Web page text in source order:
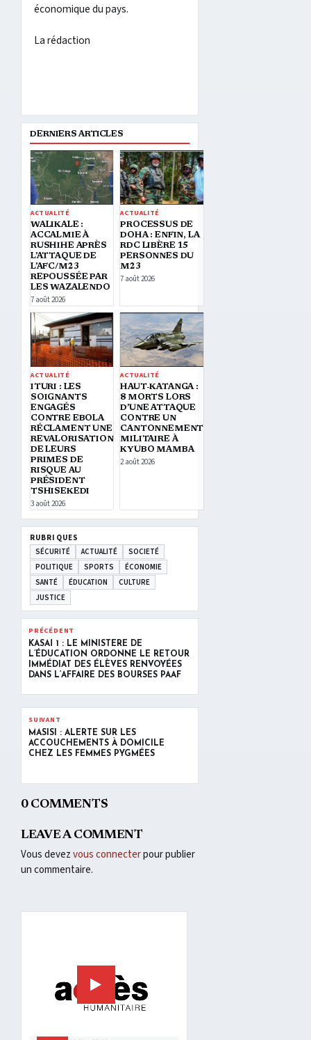
économique du pays.
La rédaction
DERNIERS ARTICLES
ACTUALITÉ
WALIKALE :
ACCALMIE À
RUSHIHE APRÈS
L’ATTAQUE DE
L’AFC/M23
REPOUSSÉE PAR
LES WAZALENDO
7 août 2026
ACTUALITÉ
PROCESSUS DE
DOHA : ENFIN, LA
RDC LIBÈRE 15
PERSONNES DU
M23
7 août 2026
ACTUALITÉ
ITURI : LES
SOIGNANTS
ENGAGÉS
CONTRE EBOLA
RÉCLAMENT UNE
REVALORISATION
DE LEURS
PRIMES DE
RISQUE AU
PRÉSIDENT
TSHISEKEDI
3 août 2026
ACTUALITÉ
HAUT-KATANGA :
8 MORTS LORS
D’UNE ATTAQUE
CONTRE UN
CANTONNEMENT
MILITAIRE À
KYUBO MAMBA
2 août 2026
RUBRIQUES
SÉCURITÉ
ACTUALITÉ
SOCIETÉ
POLITIQUE
SPORTS
ÉCONOMIE
SANTÉ
ÉDUCATION
CULTURE
JUSTICE
PRÉCÉDENT
KASAÏ 1 : LE MINISTÈRE DE
L’ÉDUCATION ORDONNE LE RETOUR
IMMÉDIAT DES ÉLÈVES RENVOYÉES
DANS L’AFFAIRE DES BOURSES PAAF
SUIVANT
MASISI : ALERTE SUR LES
ACCOUCHEMENTS À DOMICILE
CHEZ LES FEMMES PYGMÉES
0 COMMENTS
LEAVE A COMMENT
Vous devezvous connecterpour publier
un commentaire.